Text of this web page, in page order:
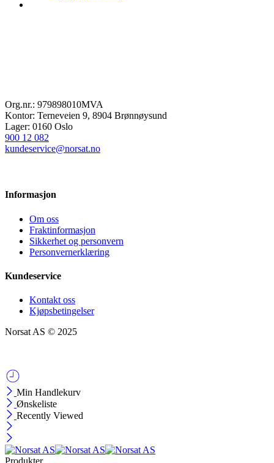
Org.nr.: 979898010MVA
Kontor: Terneveien 9, 8904 Brønnøysund
Lager: 0160 Oslo
900 12 082
kundeservice@norsat.no
Informasjon
Om oss
Fraktinformasjon
Sikkerhet og personvern
Personvernerklæring
Kundeservice
Kontakt oss
Kjøpsbetingelser
Norsat AS © 2025
Min Handlekurv
Ønskeliste
Recently Viewed